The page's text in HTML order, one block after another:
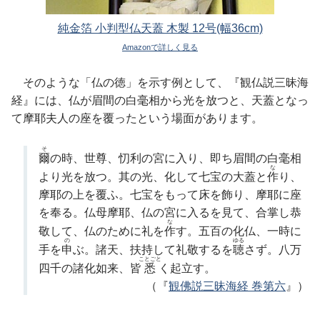
純金箔 小判型仏天蓋 木製 12号(幅36cm)
Amazonで詳しく見る
そのような「仏の徳」を示す例として、『観仏説三昧海
経』には、仏が眉間の白毫相から光を放つと、天蓋となっ
て摩耶夫人の座を覆ったという場面があります。
爾
そ
の時、世尊、忉利の宮に入り、即ち眉間の白毫相
より光を放つ。其の光、化して七宝の大蓋と作
な
り、
摩耶の上を覆ふ。七宝をもって床を飾り、摩耶に座
を奉る。仏母摩耶、仏の宮に入るを見て、合掌し恭
敬して、仏のために礼を作
な
す。五百の化仏、一時に
手を申
の
ぶ。諸天、扶持して礼敬するを聴
ゆる
さず。八万
四千の諸化如来、皆 悉
ことごと
く起立す。
（『観佛説三昧海経 巻第六 』）